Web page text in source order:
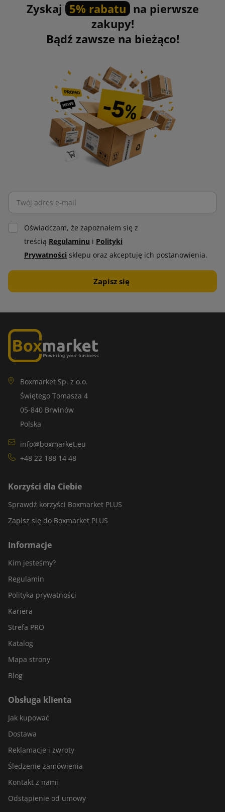
Zyskaj 5% rabatu na pierwsze
zakupy!
Bądź zawsze na bieżąco!
Oświadczam, że zapoznałem się z
treścią Regulaminu i Polityki
Prywatności sklepu oraz akceptuję ich postanowienia.
Boxmarket Sp. z o.o.
Świętego Tomasza 4
05-840 Brwinów
Polska
info@boxmarket.eu
+48 22 188 14 48
Korzyści dla Ciebie
Sprawdź korzyści Boxmarket PLUS
Zapisz się do Boxmarket PLUS
Informacje
Kim jesteśmy?
Regulamin
Polityka prywatności
Kariera
Strefa PRO
Katalog
Mapa strony
Blog
Obsługa klienta
Jak kupować
Dostawa
Reklamacje i zwroty
Śledzenie zamówienia
Kontakt z nami
Odstąpienie od umowy